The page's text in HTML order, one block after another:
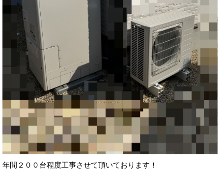
年間２００台程度工事させて頂いております！